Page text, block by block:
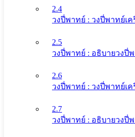
2.4
วงปี่พาทย์ : วงปี่พาทย์เ
2.5
วงปี่พาทย์ : อธิบายวงปี่
2.6
วงปี่พาทย์ : วงปี่พาทย์เ
2.7
วงปี่พาทย์ : อธิบายวงปี่